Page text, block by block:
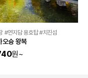
#연지담 용호탑 #치진섬
오슝 왕복
원~